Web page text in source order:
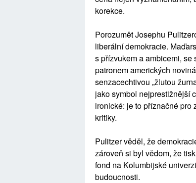
korekce.
Porozumět Josephu
liberální demokracie.
s přízvukem a ambicemi,
patronem amerických
senzacechtivou „žlutou
jako symbol nejprestižnější
ironické: je to příznačné
kritiky.
Pulitzer věděl, že
zároveň si byl vědom, že
fond na Kolumbijské
budoucnosti.